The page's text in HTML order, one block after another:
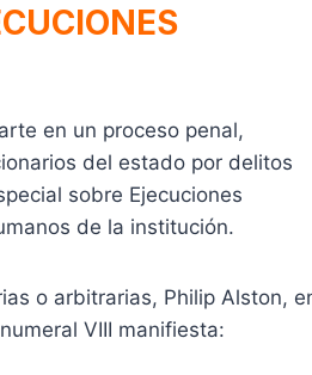
en un proceso penal,
del estado por delitos
sobre Ejecuciones
de la institución.
o arbitrarias, Philip Alston,
VIII manifiesta: